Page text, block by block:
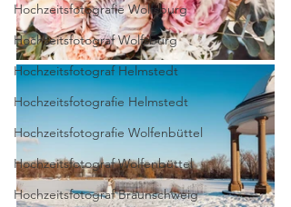
Hochzeitsfotografie Wolfsburg
Hochzeitsfotograf Wolfsburg
Hochzeitsfotograf Helmstedt
Hochzeitsfotografie Helmstedt
Hochzeitsfotografie Wolfenbüttel
Hochzeitsfotograf Wolfenbüttel
Hochzeitsfotograf Braunschweig